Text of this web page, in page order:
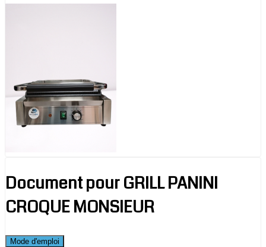
Document pour GRILL PANINI
CROQUE MONSIEUR
Mode d'emploi